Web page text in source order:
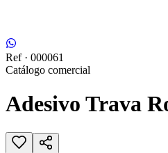
Ref · 000061
Catálogo comercial
Adesivo Trava